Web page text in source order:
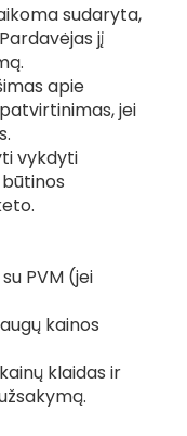
sudaryta,
jį
apie
jei
vykdyti
PVM (jei
kainos
klaidas ir